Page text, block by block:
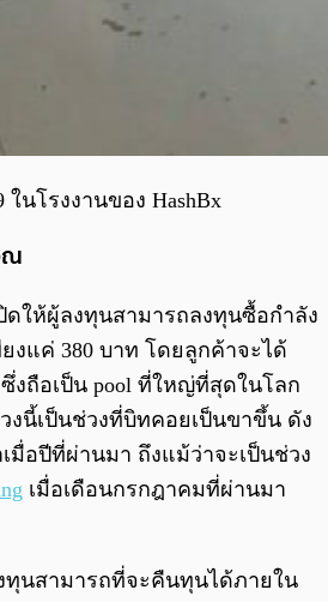
ในโรงงานของ HashBx
ณ
ดให้ผู้ลงทุนสามารถลงทุนซื้อกำลัง
งแค่ 380 บาท โดยลูกค้าจะได้
งถือเป็น pool ที่ใหญ่ที่สุดในโลก
นี้เป็นช่วงที่บิทคอยเป็นขาขึ้น ดัง
มื่อปีที่ผ่านมา ถึงแม้ว่าจะเป็นช่วง
เมื่อเดือนกรกฎาคมที่ผ่านมา
ทุนสามารถที่จะคืนทุนได้ภายใน